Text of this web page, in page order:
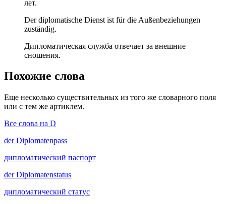
лет.
Der diplomatische Dienst ist für die Außenbeziehungen
zuständig.
Дипломатическая служба отвечает за внешние
сношения.
Похожие слова
Еще несколько существительных из того же словарного поля
или с тем же артиклем.
Все слова на D
derDiplomatenpass
дипломатический паспорт
derDiplomatenstatus
дипломатический статус